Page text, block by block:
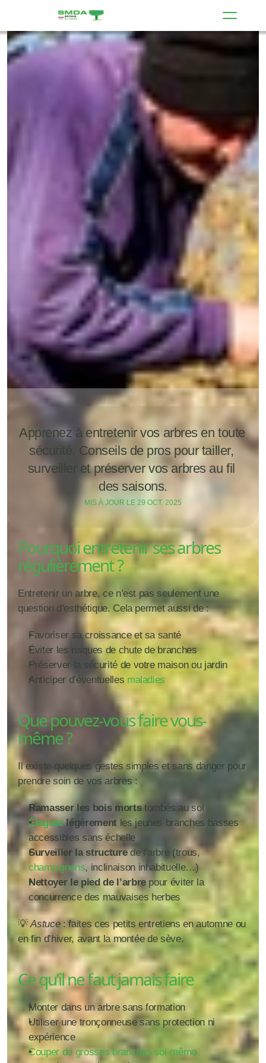
Apprenez à entretenir vos arbres en toute
sécurité. Conseils de pros pour tailler,
surveiller et préserver vos arbres au fil
des saisons.
MIS À JOUR LE 29 OCT. 2025
Pourquoi entretenir ses arbres
régulièrement ?
Entretenir un arbre, ce n’est pas seulement une
question d’esthétique. Cela permet aussi de :
Favoriser sa croissance et sa santé
Éviter les risques de chute de branches
Préserver la sécurité de votre maison ou jardin
Anticiper d’éventuelles maladies
Que pouvez-vous faire vous-
même ?
Il existe quelques gestes simples et sans danger pour
prendre soin de vos arbres :
Ramasser les bois morts tombés au sol
Élaguer légèrement les jeunes branches basses
accessibles sans échelle
Surveiller la structure
de l’arbre (trous,
champignons, inclinaison inhabituelle…)
Nettoyer le pied de l’arbre pour éviter la
concurrence des mauvaises herbes
💡 Astuce : faites ces petits entretiens en automne ou
en fin d’hiver, avant la montée de sève.
Ce qu’il ne faut jamais faire
Monter dans un arbre sans formation
Utiliser une tronçonneuse sans protection ni
expérience
Couper de grosses branches soi-même